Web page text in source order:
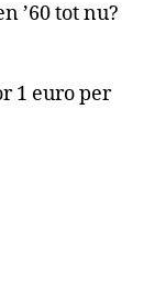
’60 tot nu?
1 euro per